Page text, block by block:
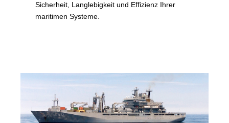
Sicherheit, Langlebigkeit und Effizienz Ihrer
maritimen Systeme.